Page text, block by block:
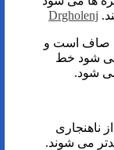
Drgholenj
صاف است و
می شود خط
شود.
ناهنجاری
می شوند.